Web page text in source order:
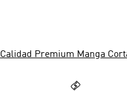
Calidad Premium Manga
